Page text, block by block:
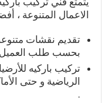
الاعمال المتنوعة ،
تقديم نقشات
بحسب طلب العميل
تركيب باركيه
الرياضية و حتى
.